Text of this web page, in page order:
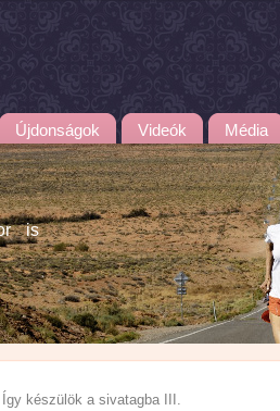
Újdonságok Videók Média
is
Így készülök a sivatagba III.